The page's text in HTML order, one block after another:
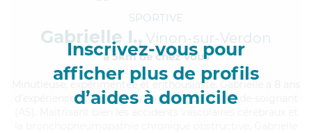
Inscrivez-vous pour
afficher plus de profils
d’aides à domicile
SPORTIVE
Gabrielle I., Vinon-sur-Verdon
à 5km de chez Vous
, expérimentée et enthousiaste, Gabrielle a 8 ans
d'expérience et possède un diplôme d'Etat d'aide-soignant